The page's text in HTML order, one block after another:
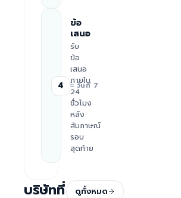
4
ข้อ
เสนอ
รับ
ข้อ
เสนอ
ภายใน
24
ชั่วโมง
หลัง
สัมภาษณ์
รอบ
สุดท้าย
≈ วันที่ 7
บริษัทที่
ดูทั้งหมด